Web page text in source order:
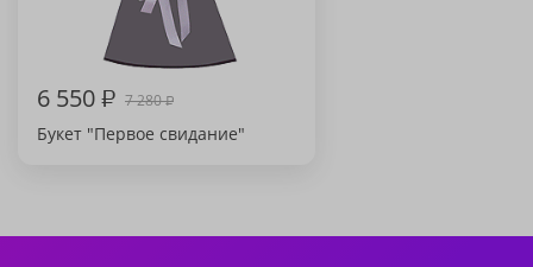
6 550₽ 7 280₽
Букет "Первое свидание"